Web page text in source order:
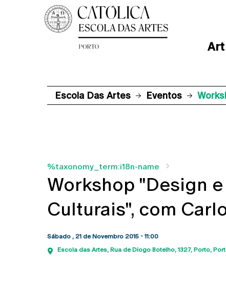
Art
Escola Das Artes Eventos
%taxonomy_term:i18n-name
Workshop "Design
Culturais", com
Sábado , 21 de Novembro 2015 - 11:00
Escola das Artes Rua de Diogo Botelho, 1327 Porto